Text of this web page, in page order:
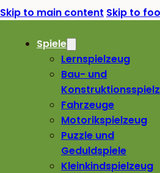
Skip to main content Skip to
Spiele
Lernspielzeug
Bau- und
Fahrzeuge
Motorikspielzeug
Puzzle und
Geduldspiele
Kleinkindspielzeug